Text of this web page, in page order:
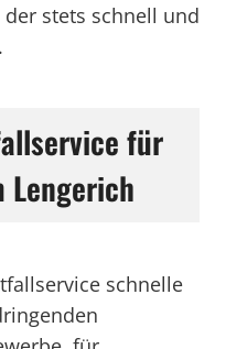
stets schnell und
für
Lengerich
schnelle